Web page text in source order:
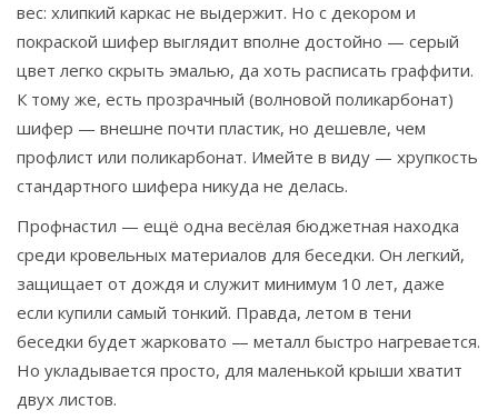
вес: хлипкий каркас не выдержит. Но с декором и
покраской шифер выглядит вполне достойно — серый
цвет легко скрыть эмалью, да хоть расписать граффити.
К тому же, есть прозрачный (волновой поликарбонат)
шифер — внешне почти пластик, но дешевле, чем
профлист или поликарбонат. Имейте в виду — хрупкость
стандартного шифера никуда не делась.
Профнастил — ещё одна весёлая бюджетная находка
среди кровельных материалов для беседки. Он легкий,
защищает от дождя и служит минимум 10 лет, даже
если купили самый тонкий. Правда, летом в тени
беседки будет жарковато — металл быстро нагревается.
Но укладывается просто, для маленькой крыши хватит
двух листов.